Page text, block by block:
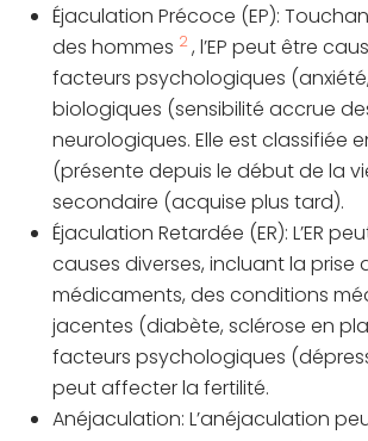
Éjaculation Précoce (EP):
des hommes 2, l’EP peut être
facteurs psychologiques
biologiques (sensibilité accrue
neurologiques. Elle est classifiée
(présente depuis le début de la
secondaire (acquise plus tard).
Éjaculation Retardée (ER): L’ER
causes diverses, incluant la prise
médicaments, des conditions
jacentes (diabète, sclérose en
facteurs psychologiques
peut affecter la fertilité.
Anéjaculation: L’anéjaculation